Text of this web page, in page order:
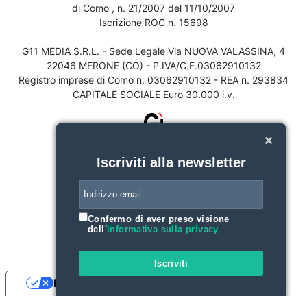
di Como , n. 21/2007 del 11/10/2007
Iscrizione ROC n. 15698
G11 MEDIA S.R.L. - Sede Legale Via NUOVA VALASSINA, 4
22046 MERONE (CO) - P.IVA/C.F.03062910132
Registro imprese di Como n. 03062910132 - REA n. 293834
CAPITALE SOCIALE Euro 30.000 i.v.
Iscriviti alla newsletter
Confermo di aver preso visione
dell'informativa sulla privacy
Iscriviti
Le tue preferenze relative alla privacy